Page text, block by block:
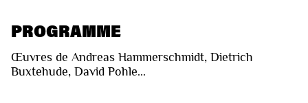
PROGRAMME
Œuvres de Andreas Hammerschmidt, Dietrich
Buxtehude, David Pohle...